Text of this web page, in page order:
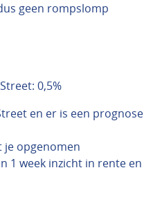
geen rompslomp
0,5%
en er is een prognose
je opgenomen
1 week inzicht in rente en